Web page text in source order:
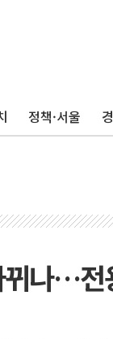
정책·서울
나…